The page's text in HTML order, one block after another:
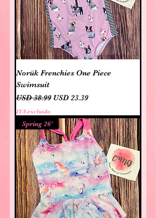
Norük Frenchies One Piece
Swimsuit
Precio
USD 38.99 Precio de oferta
USD 23.39
IVA excluido
Spring 26’